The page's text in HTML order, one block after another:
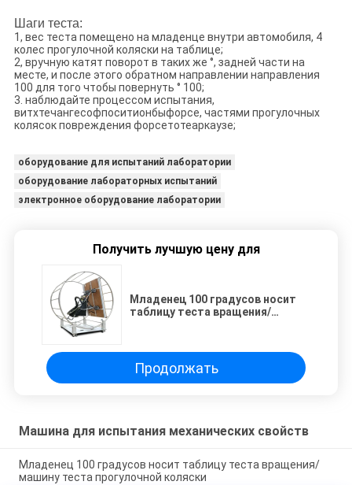
Шаги теста:
1, вес теста помещено на младенце внутри автомобиля, 4
колес прогулочной коляски на таблице;
2, вручную катят поворот в таких же °, задней части на
месте, и после этого обратном направлении направления
100 для того чтобы повернуть ° 100;
3. наблюдайте процессом испытания,
витхтечангесофпоситионбыфорсе, частями прогулочных
колясок повреждения форсетотеаркаузе;
оборудование для испытаний лаборатории
оборудование лабораторных испытаний
электронное оборудование лаборатории
Получить лучшую цену для
Младенец 100 градусов носит
таблицу теста вращения/
Продолжать
Машина для испытания механических свойств
Младенец 100 градусов носит таблицу теста вращения/
машину теста прогулочной коляски